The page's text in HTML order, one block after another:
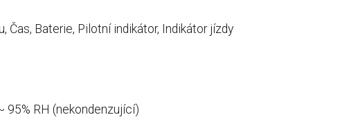
Čas, Baterie, Pilotní indikátor, Indikátor jízdy
RH (nekondenzující)